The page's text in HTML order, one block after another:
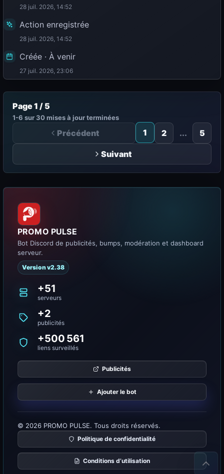
28 juil. 2026, 14:52
Action enregistrée
28 juil. 2026, 14:52
Créée · À venir
27 juil. 2026, 23:06
Page 1 / 5
1-6 sur 30 mises à jour terminées
Précédent 1 2 ... 5
Suivant
PROMO PULSE
Bot Discord de publicités, bumps, modération et dashboard
serveur.
Version v2.38
+51
serveurs
+2
publicités
+500 561
liens surveillés
Publicités
Ajouter le bot
© 2026 PROMO PULSE. Tous droits réservés.
Politique de confidentialité
Conditions d’utilisation